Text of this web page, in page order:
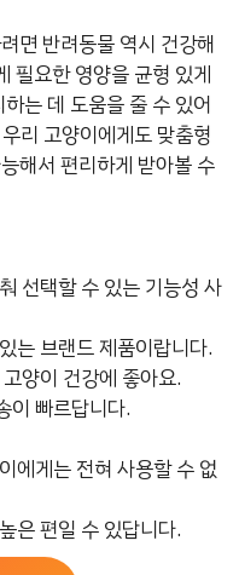
면 반려동물 역시 건강해
필요한 영양을 균형 있게
는 데 도움을 줄 수 있어
리 고양이에게도 맞춤형
해서 편리하게 받아볼 수
선택할 수 있는 기능성 사
는 브랜드 제품이랍니다.
양이 건강에 좋아요.
이 빠르답니다.
에게는 전혀 사용할 수 없
은 편일 수 있답니다.